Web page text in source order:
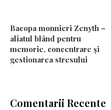
Bacopa monnieri Zenyth –
aliatul blând pentru
memorie, concentrare și
gestionarea stresului
Comentarii Recente